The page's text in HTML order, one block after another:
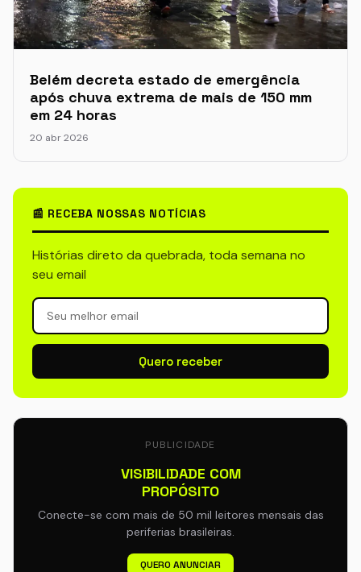
Belém decreta estado de emergência
após chuva extrema de mais de 150 mm
em 24 horas
20 abr 2026
📰 RECEBA NOSSAS NOTÍCIAS
Histórias direto da quebrada, toda semana no
seu email
Quero receber
PUBLICIDADE
VISIBILIDADE COM
PROPÓSITO
Conecte-se com mais de 50 mil leitores mensais das
periferias brasileiras.
QUERO ANUNCIAR